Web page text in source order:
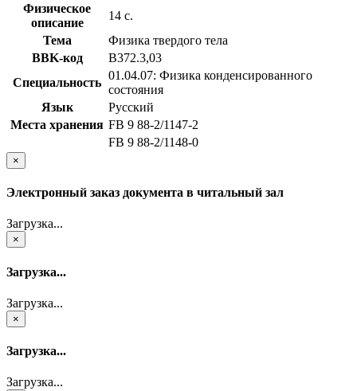
Физическое
описание
14 с.
Тема
Физика твердого тела
BBK-код
В372.3,03
Специальность
01.04.07: Физика конденсированного
состояния
Язык
Русский
Места хранения FB 9 88-2/1147-2
FB 9 88-2/1148-0
×
Электронный заказ документа в читальный зал
Загрузка...
×
Загрузка...
Загрузка...
×
Загрузка...
Загрузка...